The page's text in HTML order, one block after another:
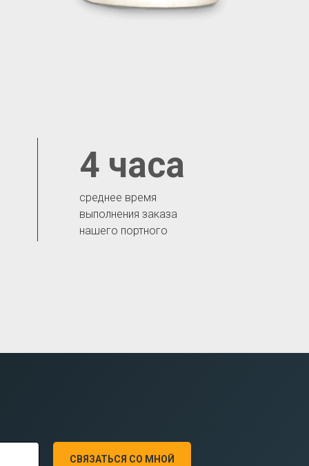
среднее время
выполнения заказа
нашего портного
4 часа
СВЯЗАТЬСЯ СО МНОЙ